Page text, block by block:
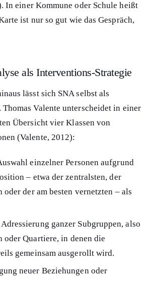
In einer Kommune oder Schule heißt
ist nur so gut wie das Gespräch,
als Interventions-Strategie
lässt sich SNA selbst als
Valente unterscheidet in einer
Übersicht vier Klassen von
(Valente, 2012):
einzelner Personen aufgrund
– etwa der zentralsten, der
der am besten vernetzten – als
ganzer Subgruppen, also
oder Quartiere, in denen die
gemeinsam ausgerollt wird.
neuer Beziehungen oder